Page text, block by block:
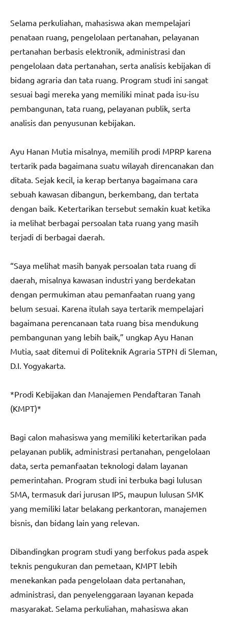
Selama perkuliahan, mahasiswa akan mempelajari
penataan ruang, pengelolaan pertanahan, pelayanan
pertanahan berbasis elektronik, administrasi dan
pengelolaan data pertanahan, serta analisis kebijakan di
bidang agraria dan tata ruang. Program studi ini sangat
sesuai bagi mereka yang memiliki minat pada isu-isu
pembangunan, tata ruang, pelayanan publik, serta
analisis dan penyusunan kebijakan.
Ayu Hanan Mutia misalnya, memilih prodi MPRP karena
tertarik pada bagaimana suatu wilayah direncanakan dan
ditata. Sejak kecil, ia kerap bertanya bagaimana cara
sebuah kawasan dibangun, berkembang, dan tertata
dengan baik. Ketertarikan tersebut semakin kuat ketika
ia melihat berbagai persoalan tata ruang yang masih
terjadi di berbagai daerah.
“Saya melihat masih banyak persoalan tata ruang di
daerah, misalnya kawasan industri yang berdekatan
dengan permukiman atau pemanfaatan ruang yang
belum sesuai. Karena itulah saya tertarik mempelajari
bagaimana perencanaan tata ruang bisa mendukung
pembangunan yang lebih baik,” ungkap Ayu Hanan
Mutia, saat ditemui di Politeknik Agraria STPN di Sleman,
D.I. Yogyakarta.
*Prodi Kebijakan dan Manajemen Pendaftaran Tanah
(KMPT)*
Bagi calon mahasiswa yang memiliki ketertarikan pada
pelayanan publik, administrasi pertanahan, pengelolaan
data, serta pemanfaatan teknologi dalam layanan
pemerintahan. Program studi ini terbuka bagi lulusan
SMA, termasuk dari jurusan IPS, maupun lulusan SMK
yang memiliki latar belakang perkantoran, manajemen
bisnis, dan bidang lain yang relevan.
Dibandingkan program studi yang berfokus pada aspek
teknis pengukuran dan pemetaan, KMPT lebih
menekankan pada pengelolaan data pertanahan,
administrasi, dan penyelenggaraan layanan kepada
masyarakat. Selama perkuliahan, mahasiswa akan